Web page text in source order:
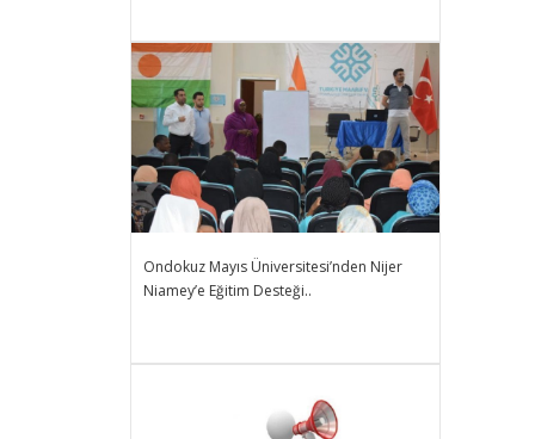
Ondokuz Mayıs Üniversitesi’nden Nijer
Niamey’e Eğitim Desteği..